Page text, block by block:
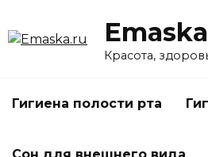
Красота,
Гигиена полости рта